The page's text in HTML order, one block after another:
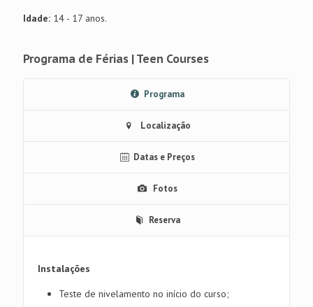
Idade: 14 - 17 anos.
Programa de Férias | Teen Courses
Programa
Localização
Datas e Preços
Fotos
Reserva
Instalações
Teste de nivelamento no início do curso;